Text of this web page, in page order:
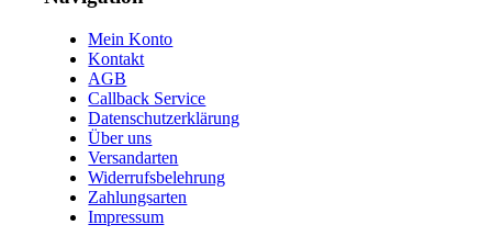
Mein Konto
Kontakt
AGB
Callback Service
Datenschutzerklärung
Über uns
Versandarten
Widerrufsbelehrung
Zahlungsarten
Impressum